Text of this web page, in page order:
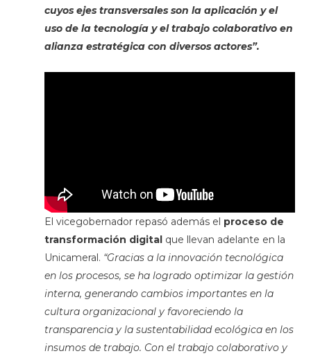
cuyos ejes transversales son la aplicación y el
uso de la tecnología y el trabajo colaborativo en
alianza estratégica con diversos actores”.
El vicegobernador repasó además el proceso de
transformación digital que llevan adelante en la
Unicameral. “Gracias a la innovación tecnológica
en los procesos, se ha logrado optimizar la gestión
interna, generando cambios importantes en la
cultura organizacional y favoreciendo la
transparencia y la sustentabilidad ecológica en los
insumos de trabajo. Con el trabajo colaborativo y